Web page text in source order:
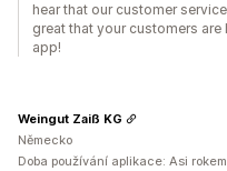
hear that our customer
great that your customers
app!
Weingut Zaiß KG
Německo
Doba používání aplikace: Asi rokem